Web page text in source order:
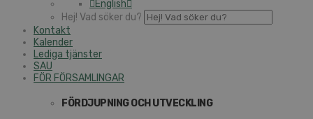
English
Hej! Vad söker du?
Kontakt
Kalender
Lediga tjänster
SAU
FÖR FÖRSAMLINGAR
FÖRDJUPNING OCH UTVECKLING